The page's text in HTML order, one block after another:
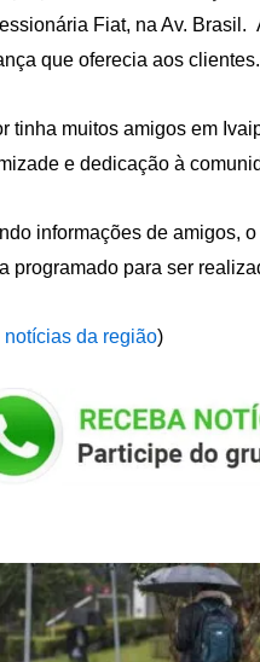
Fiat, na Av. Brasil.
que oferecia aos clientes.
tinha muitos amigos em
e dedicação à
informações de amigos,
programado para ser
notícias da região)